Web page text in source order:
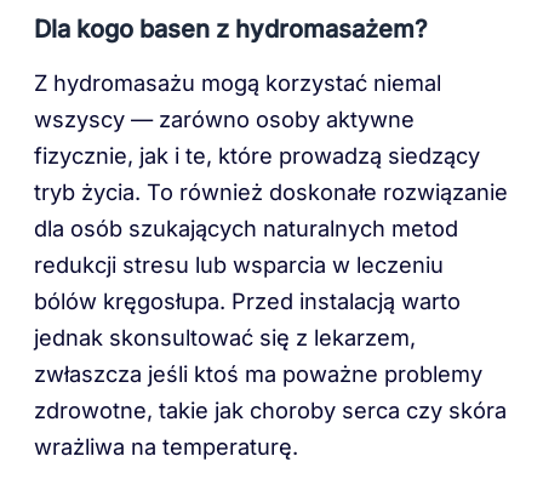
Dla kogo basen z hydromasażem?
Z hydromasażu mogą korzystać niemal
wszyscy — zarówno osoby aktywne
fizycznie, jak i te, które prowadzą siedzący
tryb życia. To również doskonałe rozwiązanie
dla osób szukających naturalnych metod
redukcji stresu lub wsparcia w leczeniu
bólów kręgosłupa. Przed instalacją warto
jednak skonsultować się z lekarzem,
zwłaszcza jeśli ktoś ma poważne problemy
zdrowotne, takie jak choroby serca czy skóra
wrażliwa na temperaturę.